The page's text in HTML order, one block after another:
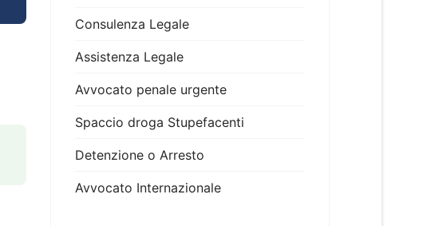
Consulenza Legale
Assistenza Legale
Avvocato penale urgente
Spaccio droga Stupefacenti
Detenzione o Arresto
Avvocato Internazionale